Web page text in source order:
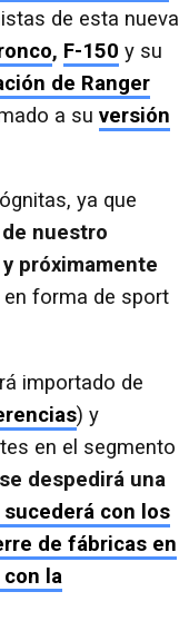
de esta nueva
, F-150 y su
de Ranger
a su versión
ya que
nuestro
próximamente
forma de sport
importado de
) y
en el segmento
despedirá una
sucederá con los
de fábricas en
la